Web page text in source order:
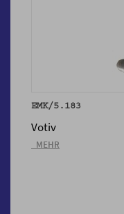
EMK/5.183
Votiv
_MEHR